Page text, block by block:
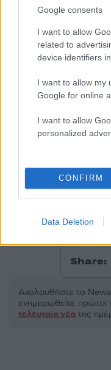
Google consents
I want to allow
related to
device identifiers
I want to allow my
Google for online
I want to allow
personalized
CONFIRM
Data Deletion
Όροι Χρήσης. Το site
ΚΑΤΑ ΚΕΦΑΛΗΝ
Share:
Ακολουθήστε το
ενημερωθείτε πρώτοι
τελευταία νέα της